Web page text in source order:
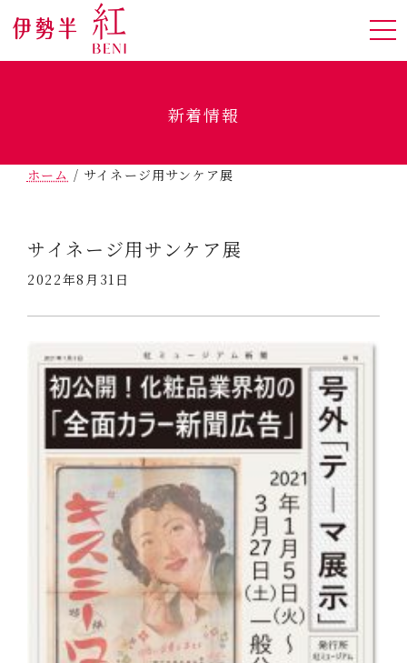
新着情報
ホーム / サイネージ用サンケア展
サイネージ用サンケア展
2022年8月31日